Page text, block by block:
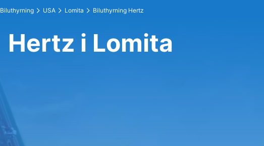
Biluthyrning USA Lomita Biluthyrning Hertz
Hertz i Lomita